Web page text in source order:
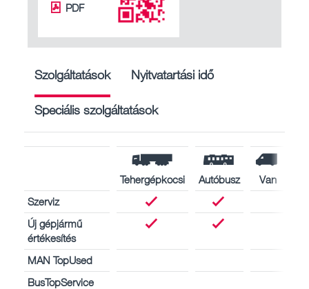
PDF
Szolgáltatások Nyitvatartási idő
Speciális szolgáltatások
Tehergépkocsi Autóbusz
Van
Szerviz
Új gépjármű
értékesítés
MAN TopUsed
BusTopService